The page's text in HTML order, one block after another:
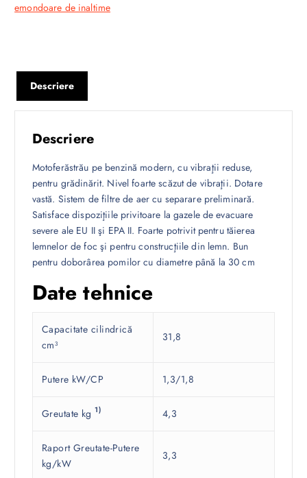
emondoare de inaltime
Descriere
Descriere
Motoferăstrău pe benzină modern, cu vibraţii reduse,
pentru grădinărit. Nivel foarte scăzut de vibraţii. Dotare
vastă. Sistem de filtre de aer cu separare preliminară.
Satisface dispoziţiile privitoare la gazele de evacuare
severe ale EU II şi EPA II. Foarte potrivit pentru tăierea
lemnelor de foc şi pentru construcţiile din lemn. Bun
pentru doborârea pomilor cu diametre până la 30 cm
Date tehnice
Capacitate cilindrică
cm³
31,8
Putere kW/CP 1,3/1,8
Greutate kg1) 4,3
Raport Greutate-Putere
kg/kW
3,3